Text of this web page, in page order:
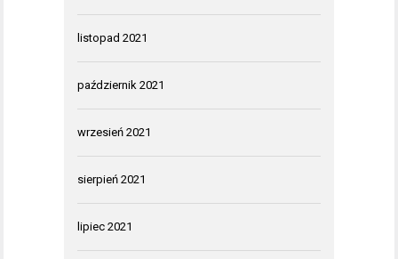
listopad 2021
październik 2021
wrzesień 2021
sierpień 2021
lipiec 2021